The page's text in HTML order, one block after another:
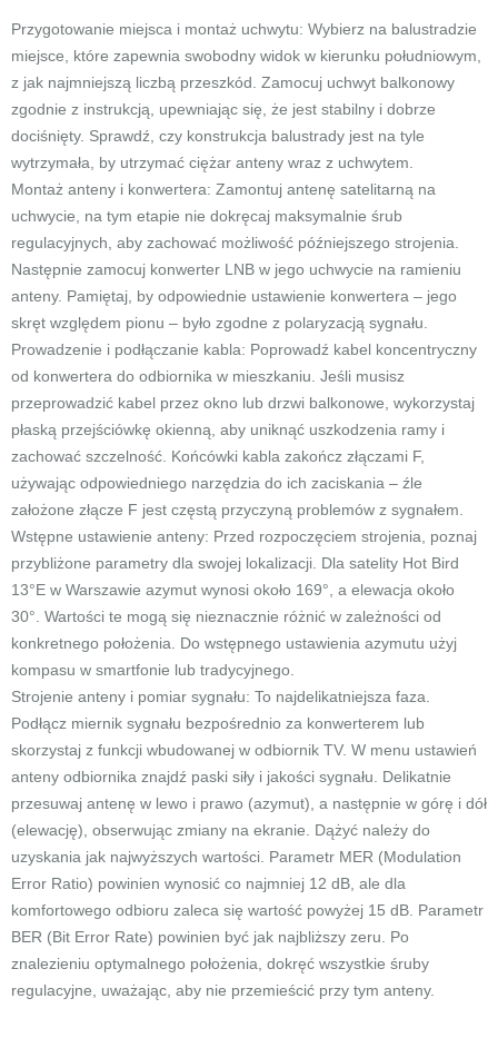
Przygotowanie miejsca i montaż uchwytu: Wybierz na balustradzie
miejsce, które zapewnia swobodny widok w kierunku południowym,
z jak najmniejszą liczbą przeszkód. Zamocuj uchwyt balkonowy
zgodnie z instrukcją, upewniając się, że jest stabilny i dobrze
dociśnięty. Sprawdź, czy konstrukcja balustrady jest na tyle
wytrzymała, by utrzymać ciężar anteny wraz z uchwytem.
Montaż anteny i konwertera: Zamontuj antenę satelitarną na
uchwycie, na tym etapie nie dokręcaj maksymalnie śrub
regulacyjnych, aby zachować możliwość późniejszego strojenia.
Następnie zamocuj konwerter LNB w jego uchwycie na ramieniu
anteny. Pamiętaj, by odpowiednie ustawienie konwertera – jego
skręt względem pionu – było zgodne z polaryzacją sygnału.
Prowadzenie i podłączanie kabla: Poprowadź kabel koncentryczny
od konwertera do odbiornika w mieszkaniu. Jeśli musisz
przeprowadzić kabel przez okno lub drzwi balkonowe, wykorzystaj
płaską przejściówkę okienną, aby uniknąć uszkodzenia ramy i
zachować szczelność. Końcówki kabla zakończ złączami F,
używając odpowiedniego narzędzia do ich zaciskania – źle
założone złącze F jest częstą przyczyną problemów z sygnałem.
Wstępne ustawienie anteny: Przed rozpoczęciem strojenia, poznaj
przybliżone parametry dla swojej lokalizacji. Dla satelity Hot Bird
13°E w Warszawie azymut wynosi około 169°, a elewacja około
30°. Wartości te mogą się nieznacznie różnić w zależności od
konkretnego położenia. Do wstępnego ustawienia azymutu użyj
kompasu w smartfonie lub tradycyjnego.
Strojenie anteny i pomiar sygnału: To najdelikatniejsza faza.
Podłącz miernik sygnału bezpośrednio za konwerterem lub
skorzystaj z funkcji wbudowanej w odbiornik TV. W menu ustawień
anteny odbiornika znajdź paski siły i jakości sygnału. Delikatnie
przesuwaj antenę w lewo i prawo (azymut), a następnie w górę i dół
(elewację), obserwując zmiany na ekranie. Dążyć należy do
uzyskania jak najwyższych wartości. Parametr MER (Modulation
Error Ratio) powinien wynosić co najmniej 12 dB, ale dla
komfortowego odbioru zaleca się wartość powyżej 15 dB. Parametr
BER (Bit Error Rate) powinien być jak najbliższy zeru. Po
znalezieniu optymalnego położenia, dokręć wszystkie śruby
regulacyjne, uważając, aby nie przemieścić przy tym anteny.